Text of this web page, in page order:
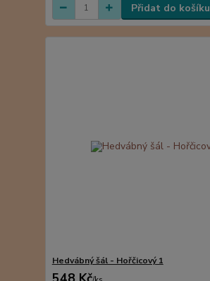
Přidat do košíku
Hedvábný šál - Hořčicový 1